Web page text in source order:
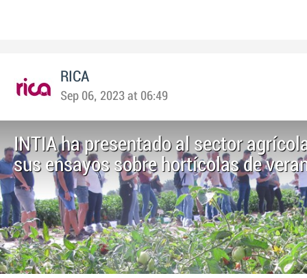
RICA
Sep 06, 2023 at 06:49
INTIA ha presentado al sector
sus ensayos sobre hortícolas de